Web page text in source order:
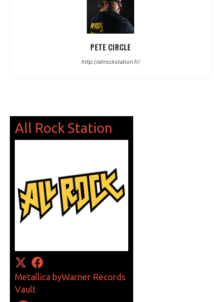
PETE CIRCLE
http://allrockstation.fr/